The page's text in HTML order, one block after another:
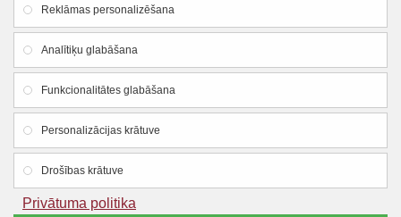
SIA "Lauku apgāds un meliorācija"
Reg. Nr.:44103005426
PVN reg. Nr.:LV44103005426
Dzirnavu iela 18, Smiltene, Smiltenes novads, LV-
4729
Mob.tel.: +371 25600574
Reklāmas personalizēšana
Analītiķu glabāšana
Funkcionalitātes glabāšana
Personalizācijas krātuve
Drošības krātuve
Privātuma politika